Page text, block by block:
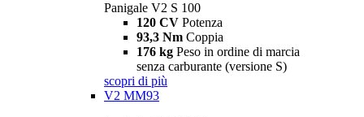
Panigale V2 S 100
120 CV Potenza
93,3 Nm Coppia
176 kg Peso in ordine di marcia
senza carburante (versione S)
scopri di più
V2 MM93